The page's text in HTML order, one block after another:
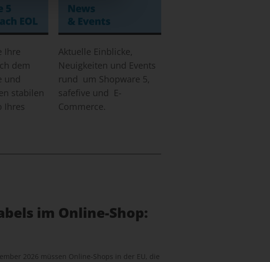
Ihre
dem
und
stabilen
Ihres
Aktuelle Einblicke,
Neuigkeiten und Events
rund um Shopware 5,
safefive und E-
Commerce.
im Online-Shop:
2026 müssen Online-Shops in der EU, die